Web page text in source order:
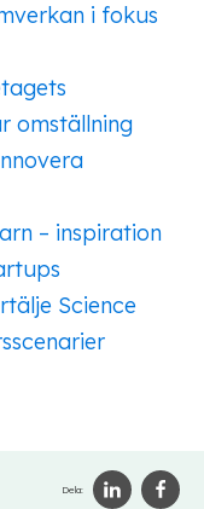
i fokus
omställning
– inspiration
Science
Dela: